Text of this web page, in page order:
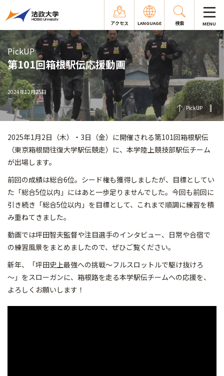
アクセス LANGUAGE 検索 MENU
PickUP
第101回箱根駅伝応援動画
2024年12月25日
PickUP
2025年1月2日（木）・3日（金）に開催される第101回箱根駅伝
（東京箱根間往復大学駅伝競走）に、本学陸上競技部駅伝チーム
が出場します。
前回の成績は総合6位。シード権も獲得しましたが、目標としてい
た「総合5位以内」にはあと一歩足りませんでした。今回も前回に
引き続き「総合5位以内」を目標として、これまで順調に練習を積
み重ねてきました。
動画では坪田智夫監督や注目選手のインタビュー、日常や合宿で
の練習風景をまとめましたので、ぜひご覧ください。
新年、「坪田史上最強への挑戦～フルスロットルで駆け抜けろ
～」をスローガンに、箱根路を走る本学駅伝チームへの応援を、
よろしくお願いします！